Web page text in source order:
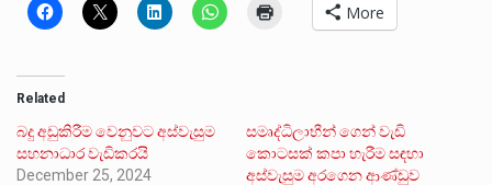
More
Related
බදු අඩුකිරීම වෙනුවට අස්වැසුම
සහනාධාර වැඩිකරයි
December 25, 2024
සමෘද්ධිලාභීන් ගෙන් වැඩි
කොටසක් කපා හැරීම සඳහා
අස්වැසුම අරගෙන ආණ්ඩුව